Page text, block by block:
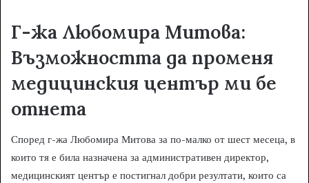
Г-жа Любомира Митова:
Възможността да променя
медицинския център ми бе
отнета
Според г-жа Любомира Митова за по-малко от шест месеца, в
които тя е била назначена за административен директор,
медицинският център е постигнал добри резултати, които са